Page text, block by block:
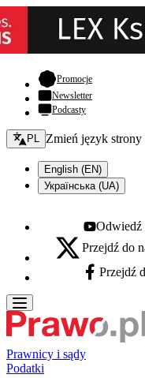
Promocje- otwiera się
Newsletter
Podcasty
Zmień język - bieżący:
PL Zmień język strony
English (EN)
Українська (UA)
Youtube -
Odwiedź
X - otwiera się w nowej
Przejdź do
Facebook -
Przejdź
Prawnicy i sądy
Podatki